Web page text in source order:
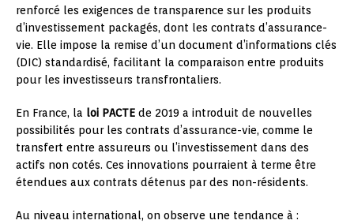
renforcé les exigences de transparence sur les produits
d’investissement packagés, dont les contrats d’assurance-
vie. Elle impose la remise d’un document d’informations clés
(DIC) standardisé, facilitant la comparaison entre produits
pour les investisseurs transfrontaliers.
En France, la loi PACTE de 2019 a introduit de nouvelles
possibilités pour les contrats d’assurance-vie, comme le
transfert entre assureurs ou l’investissement dans des
actifs non cotés. Ces innovations pourraient à terme être
étendues aux contrats détenus par des non-résidents.
Au niveau international, on observe une tendance à :